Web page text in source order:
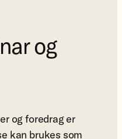
og
og foredrag er
kan brukes som